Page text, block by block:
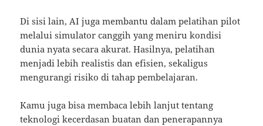
Di sisi lain, AI juga membantu dalam pelatihan pilot
melalui simulator canggih yang meniru kondisi
dunia nyata secara akurat. Hasilnya, pelatihan
menjadi lebih realistis dan efisien, sekaligus
mengurangi risiko di tahap pembelajaran.
Kamu juga bisa membaca lebih lanjut tentang
teknologi kecerdasan buatan dan penerapannya